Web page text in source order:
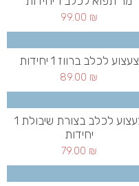
99.00 ₪
צעצוע לכלב ברווז 1 יחידות
89.00 ₪
צעצוע לכלב בצורת שיבולת 1
יחידות
79.00 ₪